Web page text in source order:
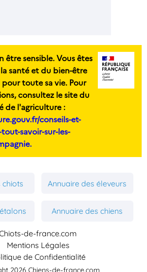
être sensible. Vous êtes
santé et du bien-être
toute sa vie. Pour
consultez le site du
de l'agriculture :
conseils-et-
savoir-sur-les-
chiots Annuaire des éleveurs
Annuaire des chiens
de-france.com
Mentions Légales
de Confidentialité
2026 Chiens-de-france.com